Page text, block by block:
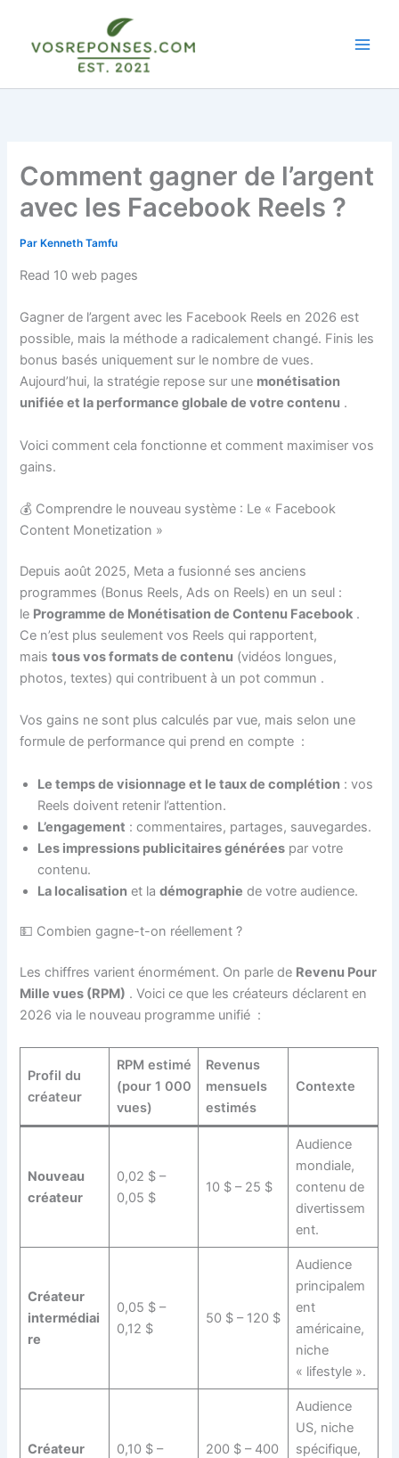
contenu
Comment gagner de l’argent
avec les Facebook Reels ?
Par Kenneth Tamfu
Read 10 web pages
Gagner de l’argent avec les Facebook Reels en 2026 est
possible, mais la méthode a radicalement changé. Finis les
bonus basés uniquement sur le nombre de vues.
Aujourd’hui, la stratégie repose sur une monétisation
unifiée et la performance globale de votre contenu .
Voici comment cela fonctionne et comment maximiser vos
gains.
💰 Comprendre le nouveau système : Le « Facebook
Content Monetization »
Depuis août 2025, Meta a fusionné ses anciens
programmes (Bonus Reels, Ads on Reels) en un seul :
le Programme de Monétisation de Contenu Facebook .
Ce n’est plus seulement vos Reels qui rapportent,
maistous vos formats de contenu (vidéos longues,
photos, textes) qui contribuent à un pot commun .
Vos gains ne sont plus calculés par vue, mais selon une
formule de performance qui prend en compte :
Le temps de visionnage et le taux de complétion : vos
Reels doivent retenir l’attention.
L’engagement : commentaires, partages, sauvegardes.
Les impressions publicitaires générées par votre
contenu.
La localisation et ladémographie de votre audience.
💵 Combien gagne-t-on réellement ?
Les chiffres varient énormément. On parle de Revenu Pour
Mille vues (RPM) . Voici ce que les créateurs déclarent en
2026 via le nouveau programme unifié :
Profil du
créateur
RPM estimé
(pour 1 000
vues)
Revenus
mensuels
estimés
Contexte
Nouveau
créateur
0,02 $ –
0,05 $
10 $ – 25 $
Audience
mondiale,
contenu de
divertissem
ent.
Créateur
intermédiai
re
0,05 $ –
0,12 $
50 $ – 120 $
Audience
principalem
ent
américaine,
niche
« lifestyle ».
Créateur
0,10 $ –
200 $ – 400
Audience
US, niche
spécifique,